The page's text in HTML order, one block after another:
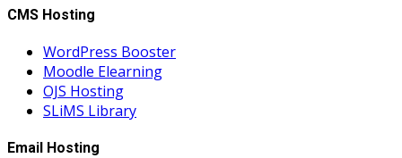
CMS Hosting
WordPress Booster
Moodle Elearning
OJS Hosting
SLiMS Library
Email Hosting